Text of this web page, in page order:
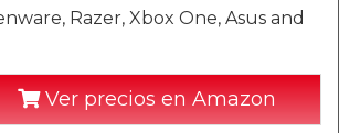
Razer, Xbox One, Asus and
Ver precios en Amazon